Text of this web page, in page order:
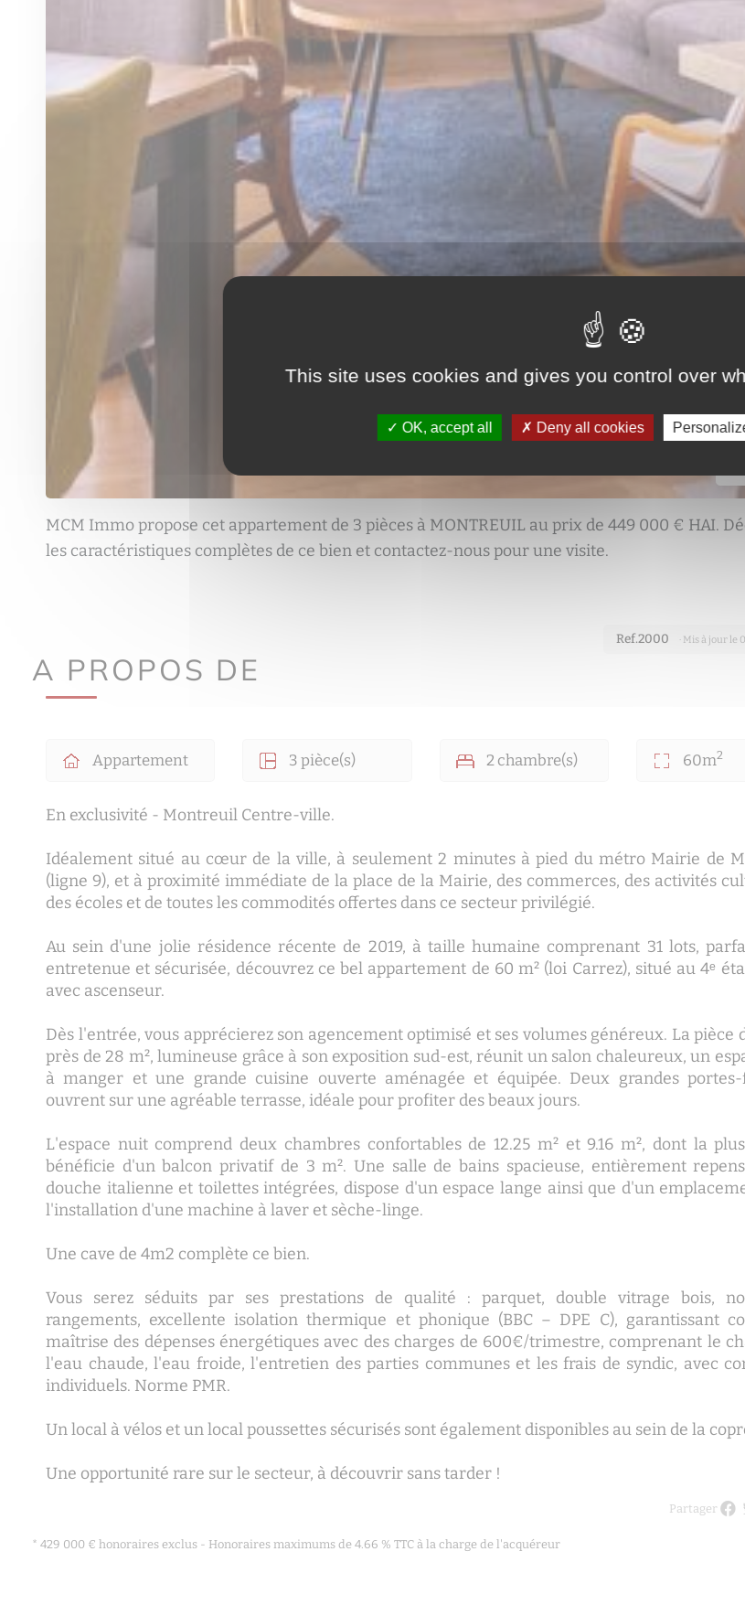
MCM Immo propose cet appartement de 3 pièces à MONTREUIL au prix de 449 000 € HAI.
les caractéristiques complètes de ce bien et contactez-nous pour une visite.
A PROPOS DE
Ref.2000 · Mis à jour le
Appartement 3 pièce(s) 2 chambre(s) 60m2
En exclusivité - Montreuil Centre-ville.
Idéalement situé au cœur de la ville, à seulement 2 minutes à pied du métro Mairie de
(ligne 9), et à proximité immédiate de la place de la Mairie, des commerces, des activités
des écoles et de toutes les commodités offertes dans ce secteur privilégié.
Au sein d'une jolie résidence récente de 2019, à taille humaine comprenant 31 lots,
entretenue et sécurisée, découvrez ce bel appartement de 60 m² (loi Carrez), situé au 4ᵉ
avec ascenseur.
Dès l'entrée, vous apprécierez son agencement optimisé et ses volumes généreux. La pièce
près de 28 m², lumineuse grâce à son exposition sud-est, réunit un salon chaleureux, un
à manger et une grande cuisine ouverte aménagée et équipée. Deux grandes portes-
ouvrent sur une agréable terrasse, idéale pour profiter des beaux jours.
L'espace nuit comprend deux chambres confortables de 12.25 m² et 9.16 m², dont la
bénéficie d'un balcon privatif de 3 m². Une salle de bains spacieuse, entièrement
douche italienne et toilettes intégrées, dispose d'un espace lange ainsi que d'un
l'installation d'une machine à laver et sèche-linge.
Une cave de 4m2 complète ce bien.
Vous serez séduits par ses prestations de qualité : parquet, double vitrage bois,
rangements, excellente isolation thermique et phonique (BBC – DPE C), garantissant
maîtrise des dépenses énergétiques avec des charges de 600€/trimestre, comprenant le
l'eau chaude, l'eau froide, l'entretien des parties communes et les frais de syndic, avec
individuels. Norme PMR.
Un local à vélos et un local poussettes sécurisés sont également disponibles au sein de la
Une opportunité rare sur le secteur, à découvrir sans tarder !
Partager
* 429 000 € honoraires exclus - Honoraires maximums de 4.66 % TTC à la charge de l'acquéreur
This site uses cookies and gives you control over
OK, accept all Deny all cookies